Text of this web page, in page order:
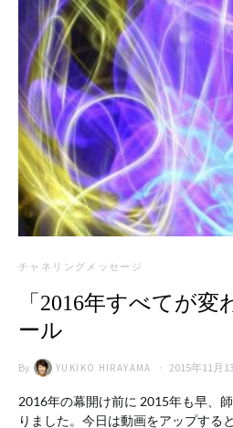
チャネリングメッセージ
「2016年すべてが変
ール
By YUKIKO HIRAYAMA 2015年11月
2016年の幕開け前に 2015年も早、
りました。今日は動画をアップする